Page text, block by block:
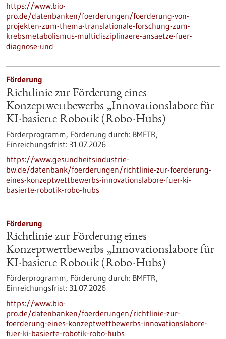
https://www.bio-
pro.de/datenbanken/foerderungen/foerderung-von-
projekten-zum-thema-translationale-forschung-zum-
krebsmetabolismus-multidisziplinaere-ansaetze-fuer-
diagnose-und
Förderung
Richtlinie zur Förderung eines
Konzeptwettbewerbs „Innovationslabore für
KI-basierte Robotik (Robo-Hubs)
Förderprogramm, Förderung durch: BMFTR,
Einreichungsfrist: 31.07.2026
https://www.gesundheitsindustrie-
bw.de/datenbank/foerderungen/richtlinie-zur-foerderung-
eines-konzeptwettbewerbs-innovationslabore-fuer-ki-
basierte-robotik-robo-hubs
Förderung
Richtlinie zur Förderung eines
Konzeptwettbewerbs „Innovationslabore für
KI-basierte Robotik (Robo-Hubs)
Förderprogramm, Förderung durch: BMFTR,
Einreichungsfrist: 31.07.2026
https://www.bio-
pro.de/datenbanken/foerderungen/richtlinie-zur-
foerderung-eines-konzeptwettbewerbs-innovationslabore-
fuer-ki-basierte-robotik-robo-hubs